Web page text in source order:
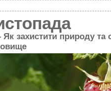
захистити природу та